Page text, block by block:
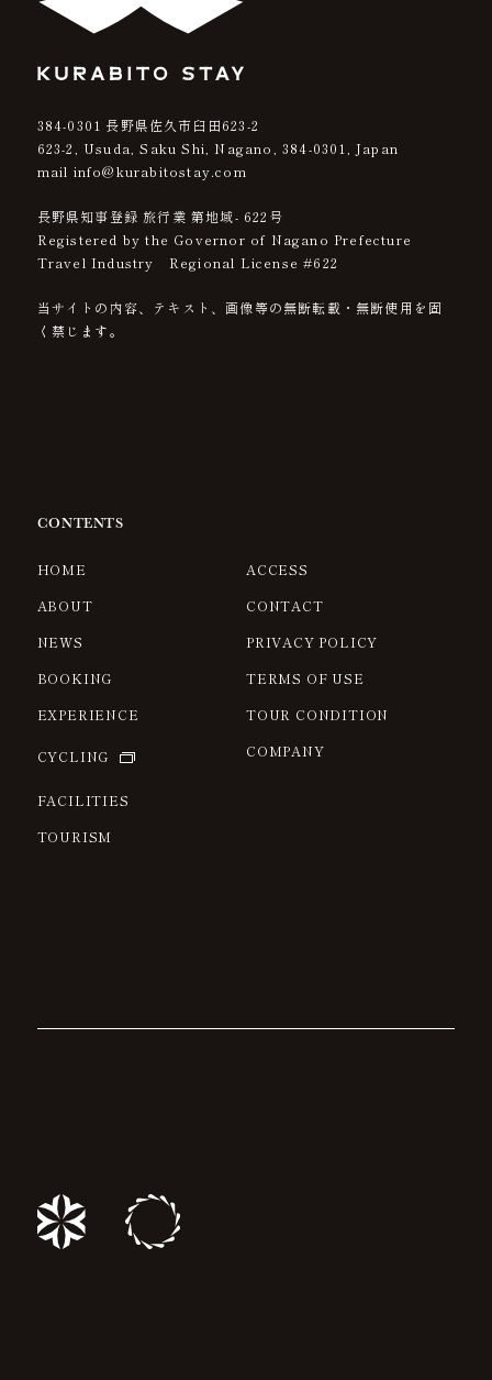
384-0301 長野県佐久市臼田623-2
623-2, Usuda, Saku Shi, Nagano, 384-0301
, Japan
mail info@kurabitostay.com
長野県知事登録 旅行業 第地域- 622号
Registered by the Governor of Nagano Prefecture
Travel Industry Regional License #622
当サイトの内容、テキスト、画像等の無断転載・無断使用を固
く禁じます。
CONTENTS
HOME
ABOUT
NEWS
BOOKING
EXPERIENCE
CYCLING
FACILITIES
TOURISM
ACCESS
CONTACT
PRIVACY POLICY
TERMS OF USE
TOUR CONDITION
COMPANY